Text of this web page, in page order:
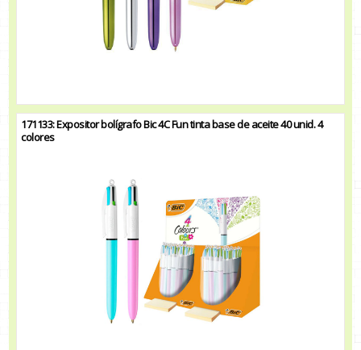
171133: Expositor bolígrafo Bic 4C Fun tinta base de aceite 40 unid. 4
colores